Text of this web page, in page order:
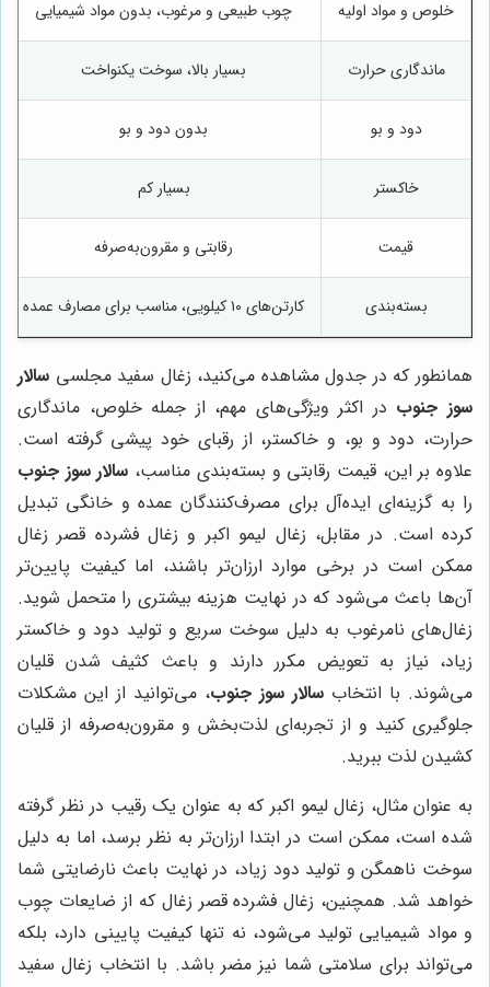
خلوص و مواد اولیه چوب طبیعی و مرغوب، بدون مواد شیمیایی
ماندگاری حرارت بسیار بالا، سوخت یکنواخت
دود و بو بدون دود و بو
خاکستر بسیار کم
قیمت رقابتی و مقرون‌به‌صرفه
بسته‌بندی کارتن‌های ۱۰ کیلویی، مناسب برای مصارف عمده
همانطور که در جدول مشاهده می‌کنید، زغال سفید مجلسی سالار
سوز جنوب در اکثر ویژگی‌های مهم، از جمله خلوص، ماندگاری
حرارت، دود و بو، و خاکستر، از رقبای خود پیشی گرفته است.
علاوه بر این، قیمت رقابتی و بسته‌بندی مناسب، سالار سوز جنوب
را به گزینه‌ای ایده‌آل برای مصرف‌کنندگان عمده و خانگی تبدیل
کرده است. در مقابل، زغال لیمو اکبر و زغال فشرده قصر زغال
ممکن است در برخی موارد ارزان‌تر باشند، اما کیفیت پایین‌تر
آن‌ها باعث می‌شود که در نهایت هزینه بیشتری را متحمل شوید.
زغال‌های نامرغوب به دلیل سوخت سریع و تولید دود و خاکستر
زیاد، نیاز به تعویض مکرر دارند و باعث کثیف شدن قلیان
می‌شوند. با انتخاب سالار سوز جنوب، می‌توانید از این مشکلات
جلوگیری کنید و از تجربه‌ای لذت‌بخش و مقرون‌به‌صرفه از قلیان
کشیدن لذت ببرید.
به عنوان مثال، زغال لیمو اکبر که به عنوان یک رقیب در نظر گرفته
شده است، ممکن است در ابتدا ارزان‌تر به نظر برسد، اما به دلیل
سوخت ناهمگن و تولید دود زیاد، در نهایت باعث نارضایتی شما
خواهد شد. همچنین، زغال فشرده قصر زغال که از ضایعات چوب
و مواد شیمیایی تولید می‌شود، نه تنها کیفیت پایینی دارد، بلکه
می‌تواند برای سلامتی شما نیز مضر باشد. با انتخاب زغال سفید